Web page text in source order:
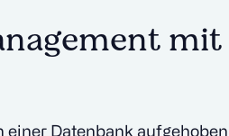
mit
Datenbank